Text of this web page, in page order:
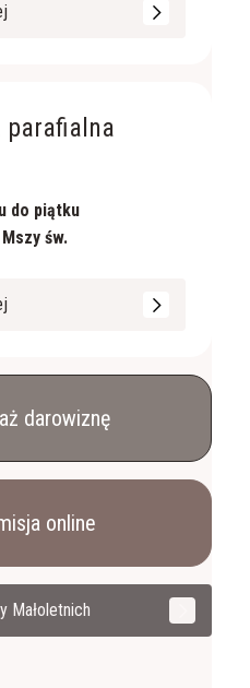
parafialna
do piątku
św.
darowiznę
online
Małoletnich